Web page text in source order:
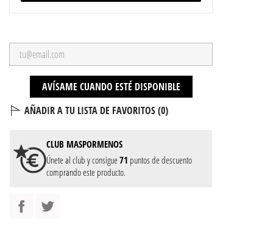
AVÍSAME CUANDO ESTÉ DISPONIBLE
AÑADIR A TU LISTA DE FAVORITOS (0)
CLUB MASPORMENOS
Únete al club y consigue71 puntos de descuento
comprando este producto.